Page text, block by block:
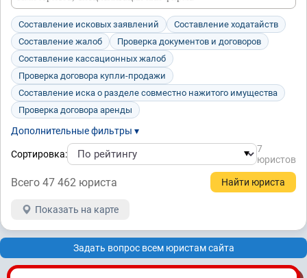
Составление исковых заявлений
Составление ходатайств
Составление жалоб
Проверка документов и договоров
Составление кассационных жалоб
Проверка договора купли-продажи
Составление иска о разделе совместно нажитого имущества
Проверка договора аренды
Дополнительные фильтры ▾
Сортировка:
7
юристов
Всего 47 462 юристa
Показать на карте
Задать вопрос всем юристам сайта